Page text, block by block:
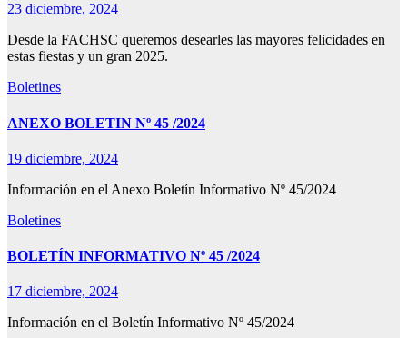
23 diciembre, 2024
Desde la FACHSC queremos desearles las mayores felicidades en
estas fiestas y un gran 2025.
Boletines
ANEXO BOLETIN Nº 45 /2024
19 diciembre, 2024
Información en el Anexo Boletín Informativo Nº 45/2024
Boletines
BOLETÍN INFORMATIVO Nº 45 /2024
17 diciembre, 2024
Información en el Boletín Informativo Nº 45/2024